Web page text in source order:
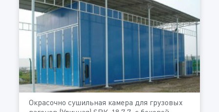
Окрасочно сушильная камера для грузовых